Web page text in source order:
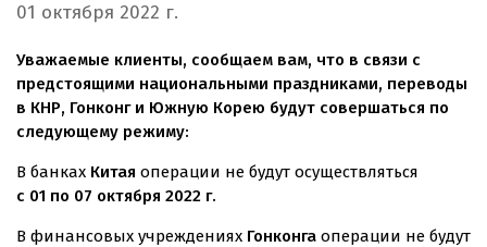
01 октября 2022 г.
Уважаемые клиенты, сообщаем вам, что в связи с
предстоящими национальными праздниками, переводы
в КНР, Гонконг и Южную Корею будут совершаться по
следующему режиму:
В банках Китая операции не будут осуществляться
с 01 по 07 октября 2022 г.
В финансовых учреждениях Гонконга операции не будут